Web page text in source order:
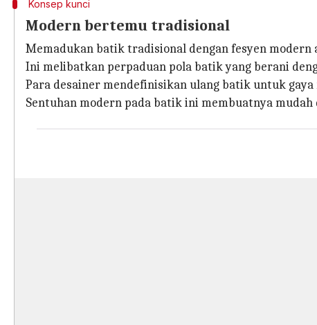
Konsep kunci
Modern bertemu tradisional
Memadukan batik tradisional dengan fesyen modern
Ini melibatkan perpaduan pola batik yang berani
Para desainer mendefinisikan ulang batik untuk
Sentuhan modern pada batik ini membuatnya